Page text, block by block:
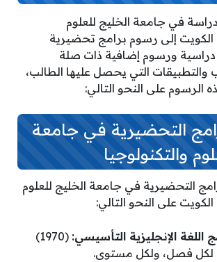
في جامعة الخليج للعلوم
الكويت إلى رسوم برامج تحضيرية
ورسوم إضافية ذات صلة
التي يحصل عليها الطالب،
الرسوم على النحو التالي:
التحضيرية في جامعة
والتكنولوجيا
التحضيرية في جامعة الخليج للعلوم
على النحو التالي:
اللغة الإنجليزية التأسيسي:
(1970)
لكل فصل، ولكل مستوى.